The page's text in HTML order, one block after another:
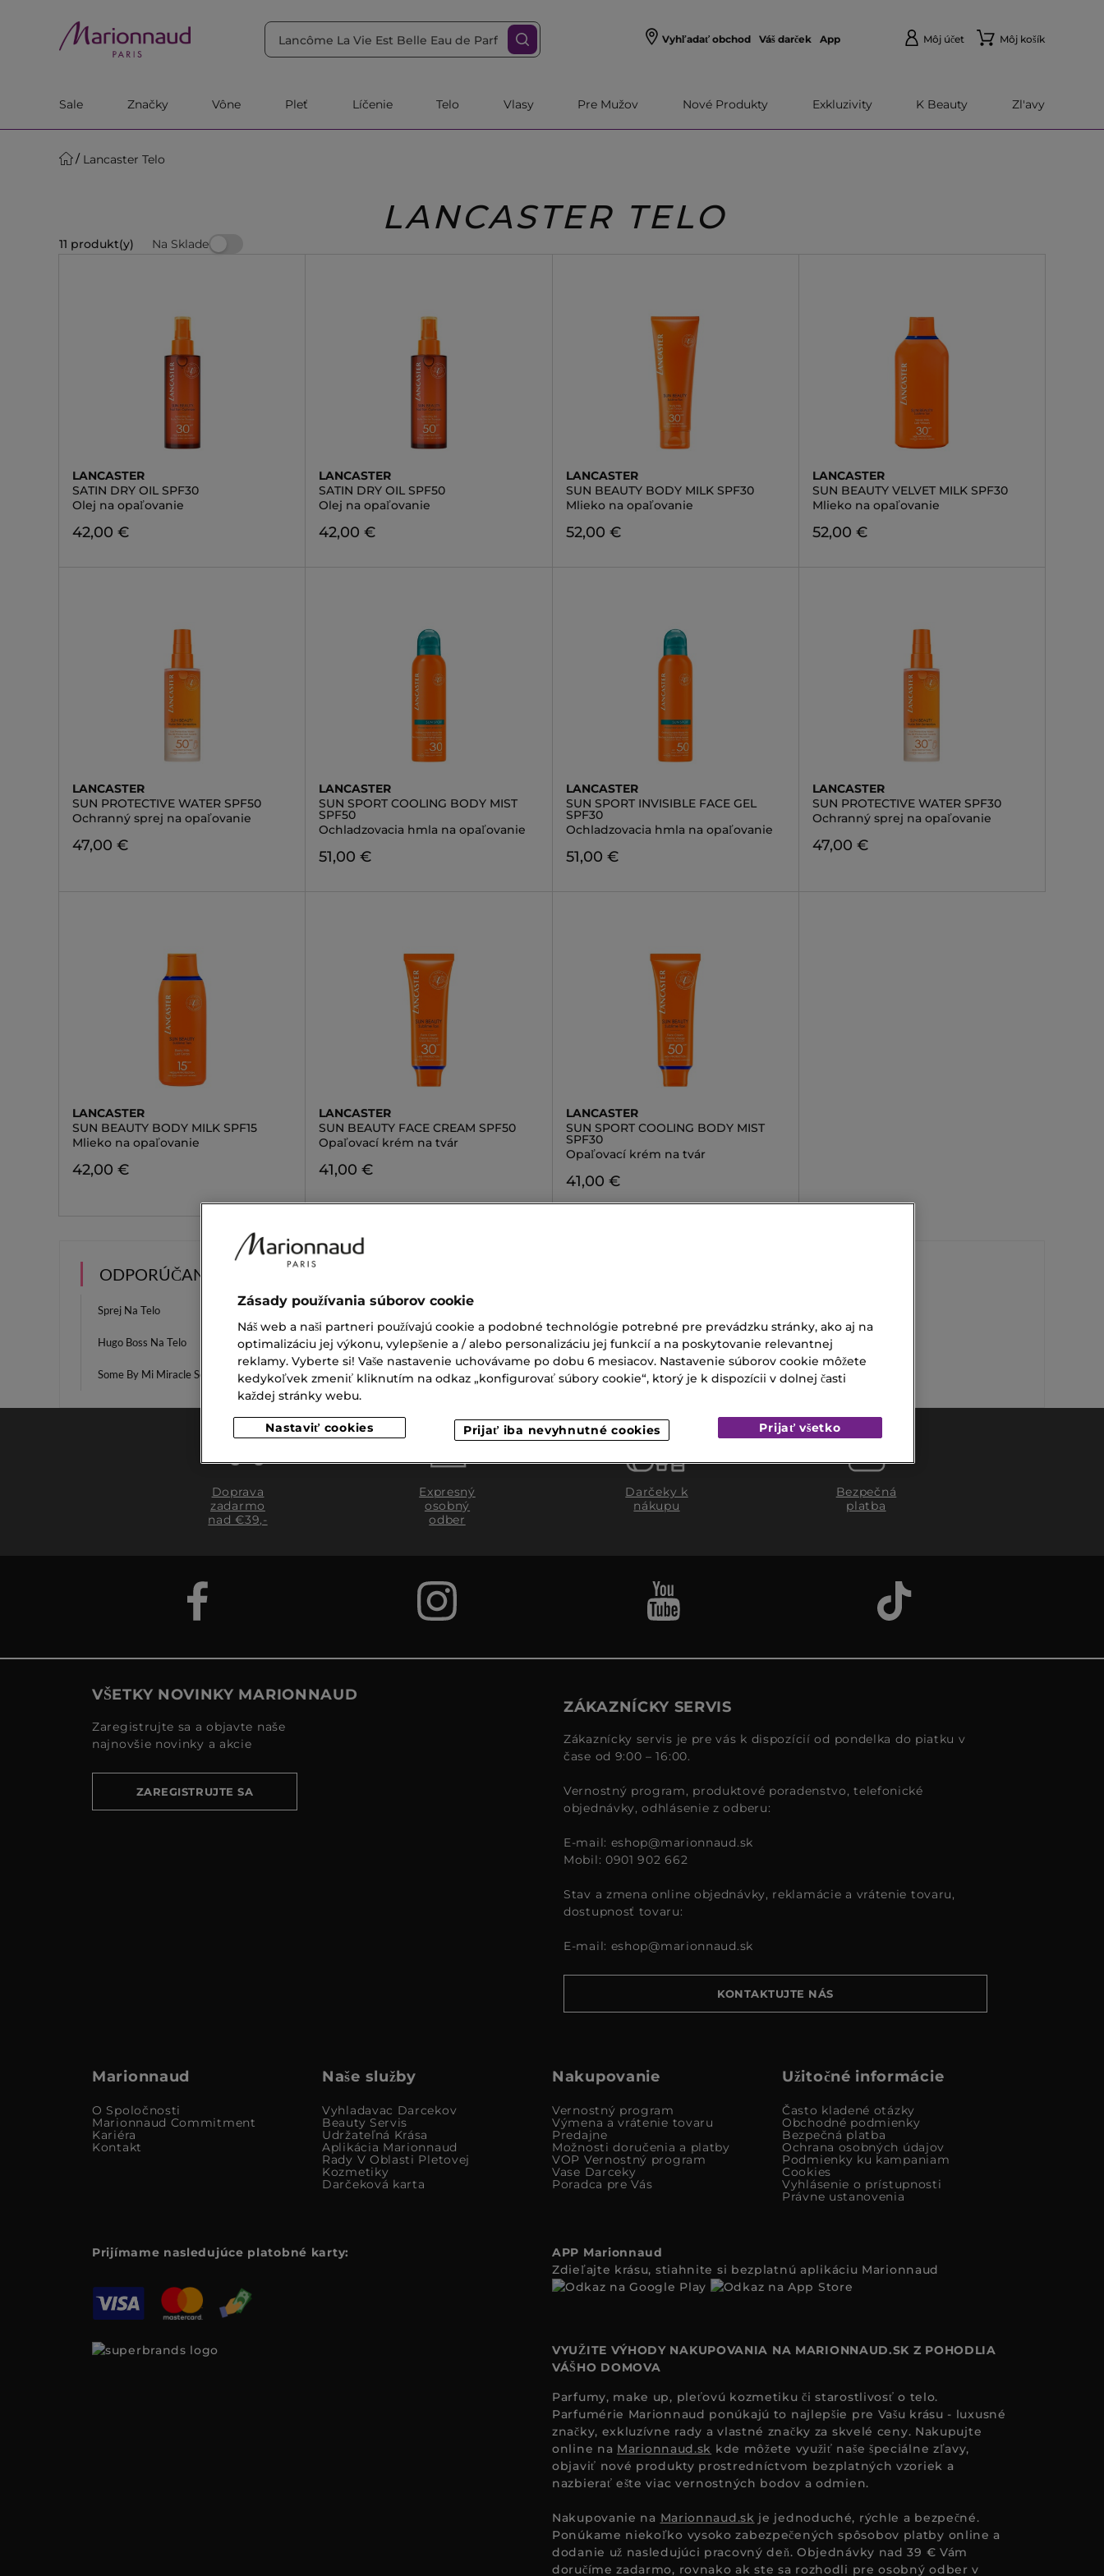
Vyhľadať obchod Váš darček App Môj účet Môj košík
Sale Značky Vône Pleť Líčenie Telo Vlasy Pre Mužov Nové Produkty Exkluzivity K Beauty Zl'avy
Lancaster Telo
LANCASTER TELO
11 produkt(y) Na Sklade
LANCASTER
SATIN DRY OIL SPF30
Olej na opaľovanie
42,00 €
LANCASTER
SATIN DRY OIL SPF50
Olej na opaľovanie
42,00 €
LANCASTER
SUN BEAUTY BODY MILK SPF30
Mlieko na opaľovanie
52,00 €
LANCASTER
SUN BEAUTY VELVET MILK SPF30
Mlieko na opaľovanie
52,00 €
LANCASTER
SUN PROTECTIVE WATER SPF50
Ochranný sprej na opaľovanie
47,00 €
LANCASTER
SUN SPORT COOLING BODY MIST
SPF50
Ochladzovacia hmla na opaľovanie
51,00 €
LANCASTER
SUN SPORT INVISIBLE FACE GEL
SPF30
Ochladzovacia hmla na opaľovanie
51,00 €
LANCASTER
SUN PROTECTIVE WATER SPF30
Ochranný sprej na opaľovanie
47,00 €
LANCASTER
SUN BEAUTY BODY MILK SPF15
Mlieko na opaľovanie
42,00 €
LANCASTER
SUN BEAUTY FACE CREAM SPF50
Opaľovací krém na tvár
41,00 €
LANCASTER
SUN SPORT COOLING BODY MIST
SPF30
Opaľovací krém na tvár
41,00 €
ODPORÚČANIA
Sprej Na Telo
Hugo Boss Na Telo Očné Náplasti Giorgio Armani Eau De Parfum Boss Parfum Pre Ženy
Some By Mi Miracle Serum Dámska Armani
Doprava
zadarmo
nad €39,-
Expresný
osobný
odber
Darčeky k
nákupu
Bezpečná
platba
VŠETKY NOVINKY MARIONNAUD
Zaregistrujte sa a objavte naše
najnovšie novinky a akcie
ZAREGISTRUJTE SA
ZÁKAZNÍCKY SERVIS
Zákaznícky servis je pre vás k dispozícií od pondelka do piatku v
čase od 9:00 – 16:00.
Vernostný program, produktové poradenstvo, telefonické
objednávky, odhlásenie z odberu:
E-mail: eshop@marionnaud.sk
Mobil: 0901 902 662
Stav a zmena online objednávky, reklamácie a vrátenie tovaru,
dostupnosť tovaru:
E-mail: eshop@marionnaud.sk
KONTAKTUJTE NÁS
Marionnaud
O Spoločnosti
Marionnaud Commitment
Kariéra
Kontakt
Naše služby
Vyhladavac Darcekov
Beauty Servis
Udržateľná Krása
Aplikácia Marionnaud
Rady V Oblasti Pletovej
Kozmetiky
Darčeková karta
Nakupovanie
Vernostný program
Výmena a vrátenie tovaru
Predajne
Možnosti doručenia a platby
VOP Vernostný program
Vase Darceky
Poradca pre Vás
Užitočné informácie
Často kladené otázky
Obchodné podmienky
Bezpečná platba
Ochrana osobných údajov
Podmienky ku kampaniam
Cookies
Vyhlásenie o prístupnosti
Právne ustanovenia
Prijímame nasledujúce platobné karty:
APP Marionnaud
Zdieľajte krásu, stiahnite si bezplatnú aplikáciu Marionnaud
VYUŽITE VÝHODY NAKUPOVANIA NA MARIONNAUD.SK Z POHODLIA
VÁŠHO DOMOVA
Parfumy, make up, pleťovú kozmetiku či starostlivosť o telo.
Parfumérie Marionnaud ponúkajú to najlepšie pre Vašu krásu - luxusné
značky, exkluzívne rady a vlastné značky za skvelé ceny. Nakupujte
online na Marionnaud.sk kde môžete využiť naše špeciálne zľavy,
objaviť nové produkty prostredníctvom bezplatných vzoriek a
nazbierať ešte viac vernostných bodov a odmien.
Nakupovanie na Marionnaud.sk je jednoduché, rýchle a bezpečné.
Ponúkame niekoľko vysoko zabezpečených spôsobov platby online a
dodanie už nasledujúci pracovný deň. Objednávky nad 39 € Vám
doručíme zadarmo, rovnako ak ste sa rozhodli pre osobný odber v
Zásady používania súborov cookie
Náš web a naši partneri používajú cookie a podobné technológie potrebné pre prevádzku stránky, ako aj na
optimalizáciu jej výkonu, vylepšenie a / alebo personalizáciu jej funkcií a na poskytovanie relevantnej
reklamy. Vyberte si! Vaše nastavenie uchovávame po dobu 6 mesiacov. Nastavenie súborov cookie môžete
kedykoľvek zmeniť kliknutím na odkaz „konfigurovať súbory cookie“, ktorý je k dispozícii v dolnej časti
každej stránky webu.
Nastaviť cookies Prijať iba nevyhnutné cookies Prijať všetko